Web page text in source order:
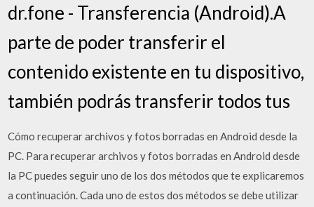
dr.fone - Transferencia (Android).A
parte de poder transferir el
contenido existente en tu dispositivo,
también podrás transferir todos tus
Cómo recuperar archivos y fotos borradas en Android desde la
PC. Para recuperar archivos y fotos borradas en Android desde
la PC puedes seguir uno de los dos métodos que te explicaremos
a continuación. Cada uno de estos dos métodos se debe utilizar